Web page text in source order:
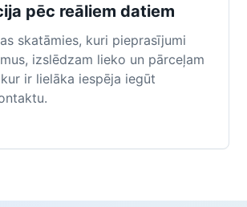
pēc reāliem datiem
skatāmies, kuri pieprasījumi
izslēdzam lieko un pārceļam
ir lielāka iespēja iegūt